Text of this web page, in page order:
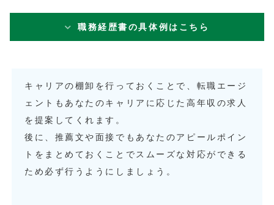
職務経歴書の具体例はこちら
キャリアの棚卸を行っておくことで、転職エージ
ェントもあなたのキャリアに応じた高年収の求人
を提案してくれます。
後に、推薦文や面接でもあなたのアピールポイン
トをまとめておくことでスムーズな対応ができる
ため必ず行うようにしましょう。